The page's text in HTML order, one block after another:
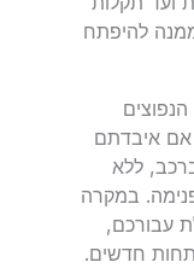
להיפתח
אם איבדתם
ללא
במקרה
עבורכם,
חדשים.